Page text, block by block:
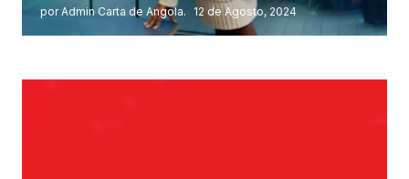
por Admin Carta de Angola. 12 de Agosto, 2024